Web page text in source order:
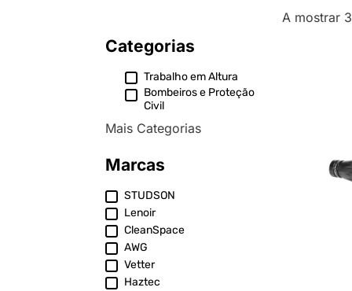
Categorias
Trabalho em Altura
Bombeiros e Proteção
Civil
Mais Categorias
Marcas
STUDSON
Lenoir
CleanSpace
AWG
Vetter
Haztec
A mostrar